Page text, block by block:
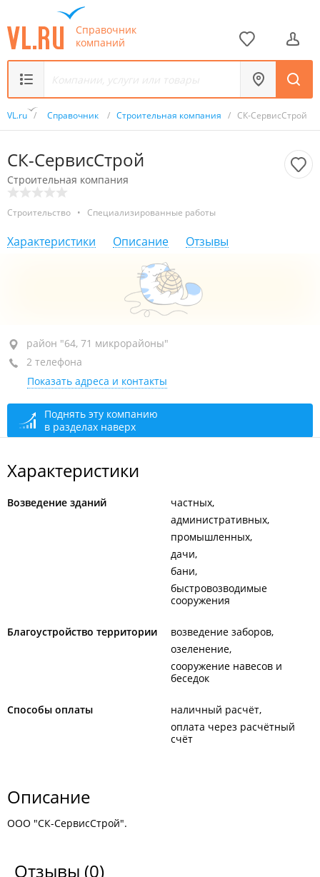
Справочник
компаний
VL.ru / Справочник / Строительная компания / СК-СервисСтрой
СК-СервисСтрой
Строительная компания
Строительство • Специализированные работы
Характеристики Описание Отзывы
район "64, 71 микрорайоны", ул. Нейбута, 12
кв. 135
+7 (423) 277-73-78
+7 914 707-73-78
сегодня закрыто
район "64, 71 микрорайоны"
2 телефона
Показать адреса и контакты
Поднять эту компанию
в разделах наверх
Характеристики
Возведение зданий
частных
административных
промышленных
дачи
бани
быстровозводимые
сооружения
Благоустройство территории
возведение заборов
озеленение
сооружение навесов и
беседок
Способы оплаты
наличный расчёт
оплата через расчётный
счёт
Описание
ООО "СК-СервисСтрой".
Отзывы (0)